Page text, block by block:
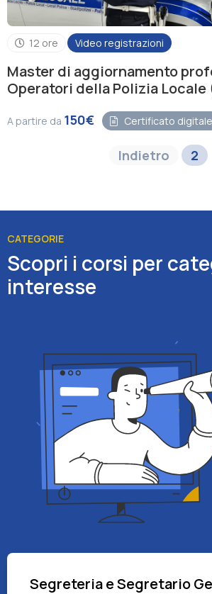
12 ore Video registrazioni
Master di aggiornamento
Operatori della Polizia Locale
A partire da 150€ Certificato digitale
Indietro 2
CATEGORIE
Scopri i corsi per
interesse
Segreteria e Segretario